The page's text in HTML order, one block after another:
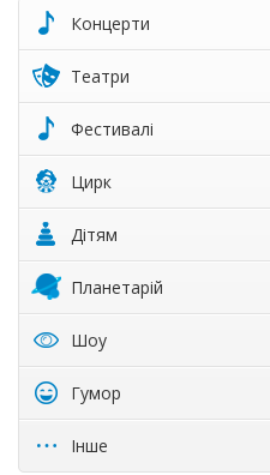
Концерти
Театри
Фестивалі
Цирк
Дітям
Планетарій
Шоу
Гумор
Інше